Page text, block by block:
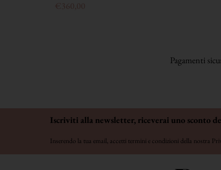
Pagamenti
Iscriviti alla newsletter, riceverai uno sconto
Inserendo la tua email, accetti termini e condizioni della nostra